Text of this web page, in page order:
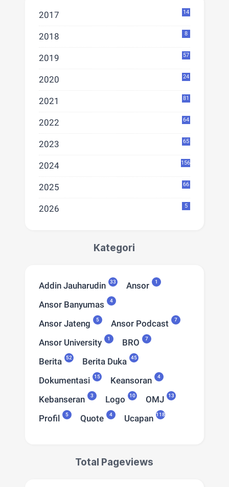
2017 14
2018 8
2019 57
2020 24
2021 81
2022 64
2023 65
2024 156
2025 66
2026 5
Kategori
Addin Jauharudin 33 Ansor 1
Ansor Banyumas 4
Ansor Jateng 5 Ansor Podcast 7
Ansor University 1 BRO 7
Berita 52 Berita Duka 45
Dokumentasi 15 Keansoran 4
Kebanseran 3 Logo 10 OMJ 13
Profil 5 Quote 4 Ucapan 118
Total Pageviews